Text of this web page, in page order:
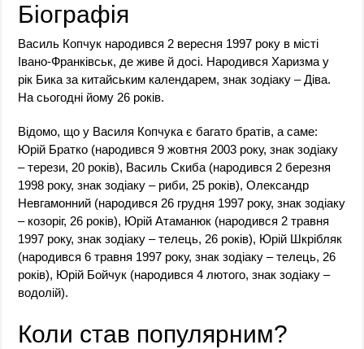
Біографія
Василь Копчук народився 2 вересня 1997 року в місті
Івано-Франківськ, де живе й досі. Народився Харизма у
рік Бика за китайським календарем, знак зодіаку – Діва.
На сьогодні йому 26 років.
Відомо, що у Василя Копчука є багато братів, а саме:
Юрій Братко (народився 9 жовтня 2003 року, знак зодіаку
– терези, 20 років), Василь Скиба (народився 2 березня
1998 року, знак зодіаку – риби, 25 років), Олександр
Невгамонний (народився 26 грудня 1997 року, знак зодіаку
– козоріг, 26 років), Юрій Атаманюк (народився 2 травня
1997 року, знак зодіаку – телець, 26 років), Юрій Шкрібляк
(народився 6 травня 1997 року, знак зодіаку – телець, 26
років), Юрій Бойчук (народився 4 лютого, знак зодіаку –
водолій).
Коли став популярним?